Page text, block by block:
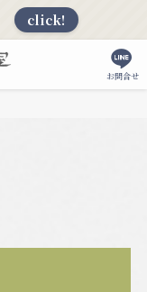
click!
お問合せ